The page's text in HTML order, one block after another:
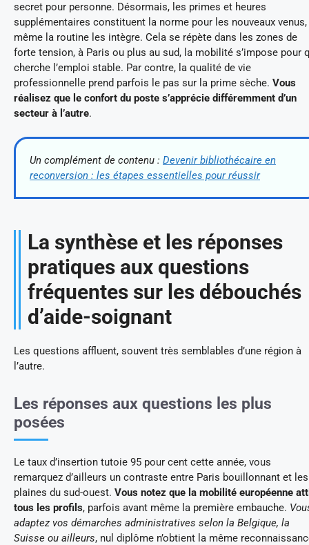
secret pour personne. Désormais, les primes et heures
supplémentaires constituent la norme pour les nouveaux venus,
même la routine les intègre. Cela se répète dans les zones de
forte tension, à Paris ou plus au sud, la mobilité s’impose pour
cherche l’emploi stable. Par contre, la qualité de vie
professionnelle prend parfois le pas sur la prime sèche. Vous
réalisez que le confort du poste s’apprécie différemment d’un
secteur à l’autre.
Un complément de contenu : Devenir bibliothécaire en
reconversion : les étapes essentielles pour réussir
La synthèse et les réponses
pratiques aux questions
fréquentes sur les débouchés
d’aide-soignant
Les questions affluent, souvent très semblables d’une région à
l’autre.
Les réponses aux questions les plus
posées
Le taux d’insertion tutoie 95 pour cent cette année, vous
remarquez d’ailleurs un contraste entre Paris bouillonnant et les
plaines du sud-ouest. Vous notez que la mobilité européenne
tous les profils, parfois avant même la première embauche.
adaptez vos démarches administratives selon la Belgique, la
Suisse ou ailleurs, nul diplôme n’obtient la même